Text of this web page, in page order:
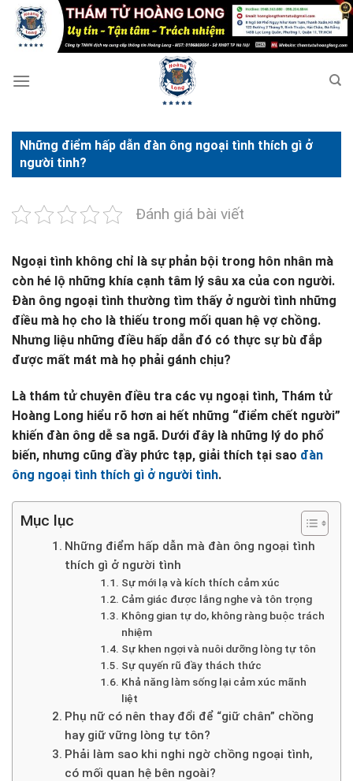
qua
Những điểm hấp dẫn đàn ông ngoại tình thích gì ở
người tình?
Đánh giá bài viết
Ngoại tình không chỉ là sự phản bội trong hôn nhân mà
còn hé lộ những khía cạnh tâm lý sâu xa của con người.
Đàn ông ngoại tình thường tìm thấy ở người tình những
điều mà họ cho là thiếu trong mối quan hệ vợ chồng.
Nhưng liệu những điều hấp dẫn đó có thực sự bù đắp
được mất mát mà họ phải gánh chịu?
Là thám tử chuyên điều tra các vụ ngoại tình, Thám tử
Hoàng Long hiểu rõ hơn ai hết những “điểm chết người”
khiến đàn ông dễ sa ngã. Dưới đây là những lý do phổ
biến, nhưng cũng đầy phức tạp, giải thích tại sao đàn
ông ngoại tình thích gì ở người tình.
Mục lục
Những điểm hấp dẫn mà đàn ông ngoại tình
thích gì ở người tình
Sự mới lạ và kích thích cảm xúc
Cảm giác được lắng nghe và tôn trọng
Không gian tự do, không ràng buộc trách
nhiệm
Sự khen ngợi và nuôi dưỡng lòng tự tôn
Sự quyến rũ đầy thách thức
Khả năng làm sống lại cảm xúc mãnh
liệt
Phụ nữ có nên thay đổi để “giữ chân” chồng
hay giữ vững lòng tự tôn?
Phải làm sao khi nghi ngờ chồng ngoại tình,
có mối quan hệ bên ngoài?